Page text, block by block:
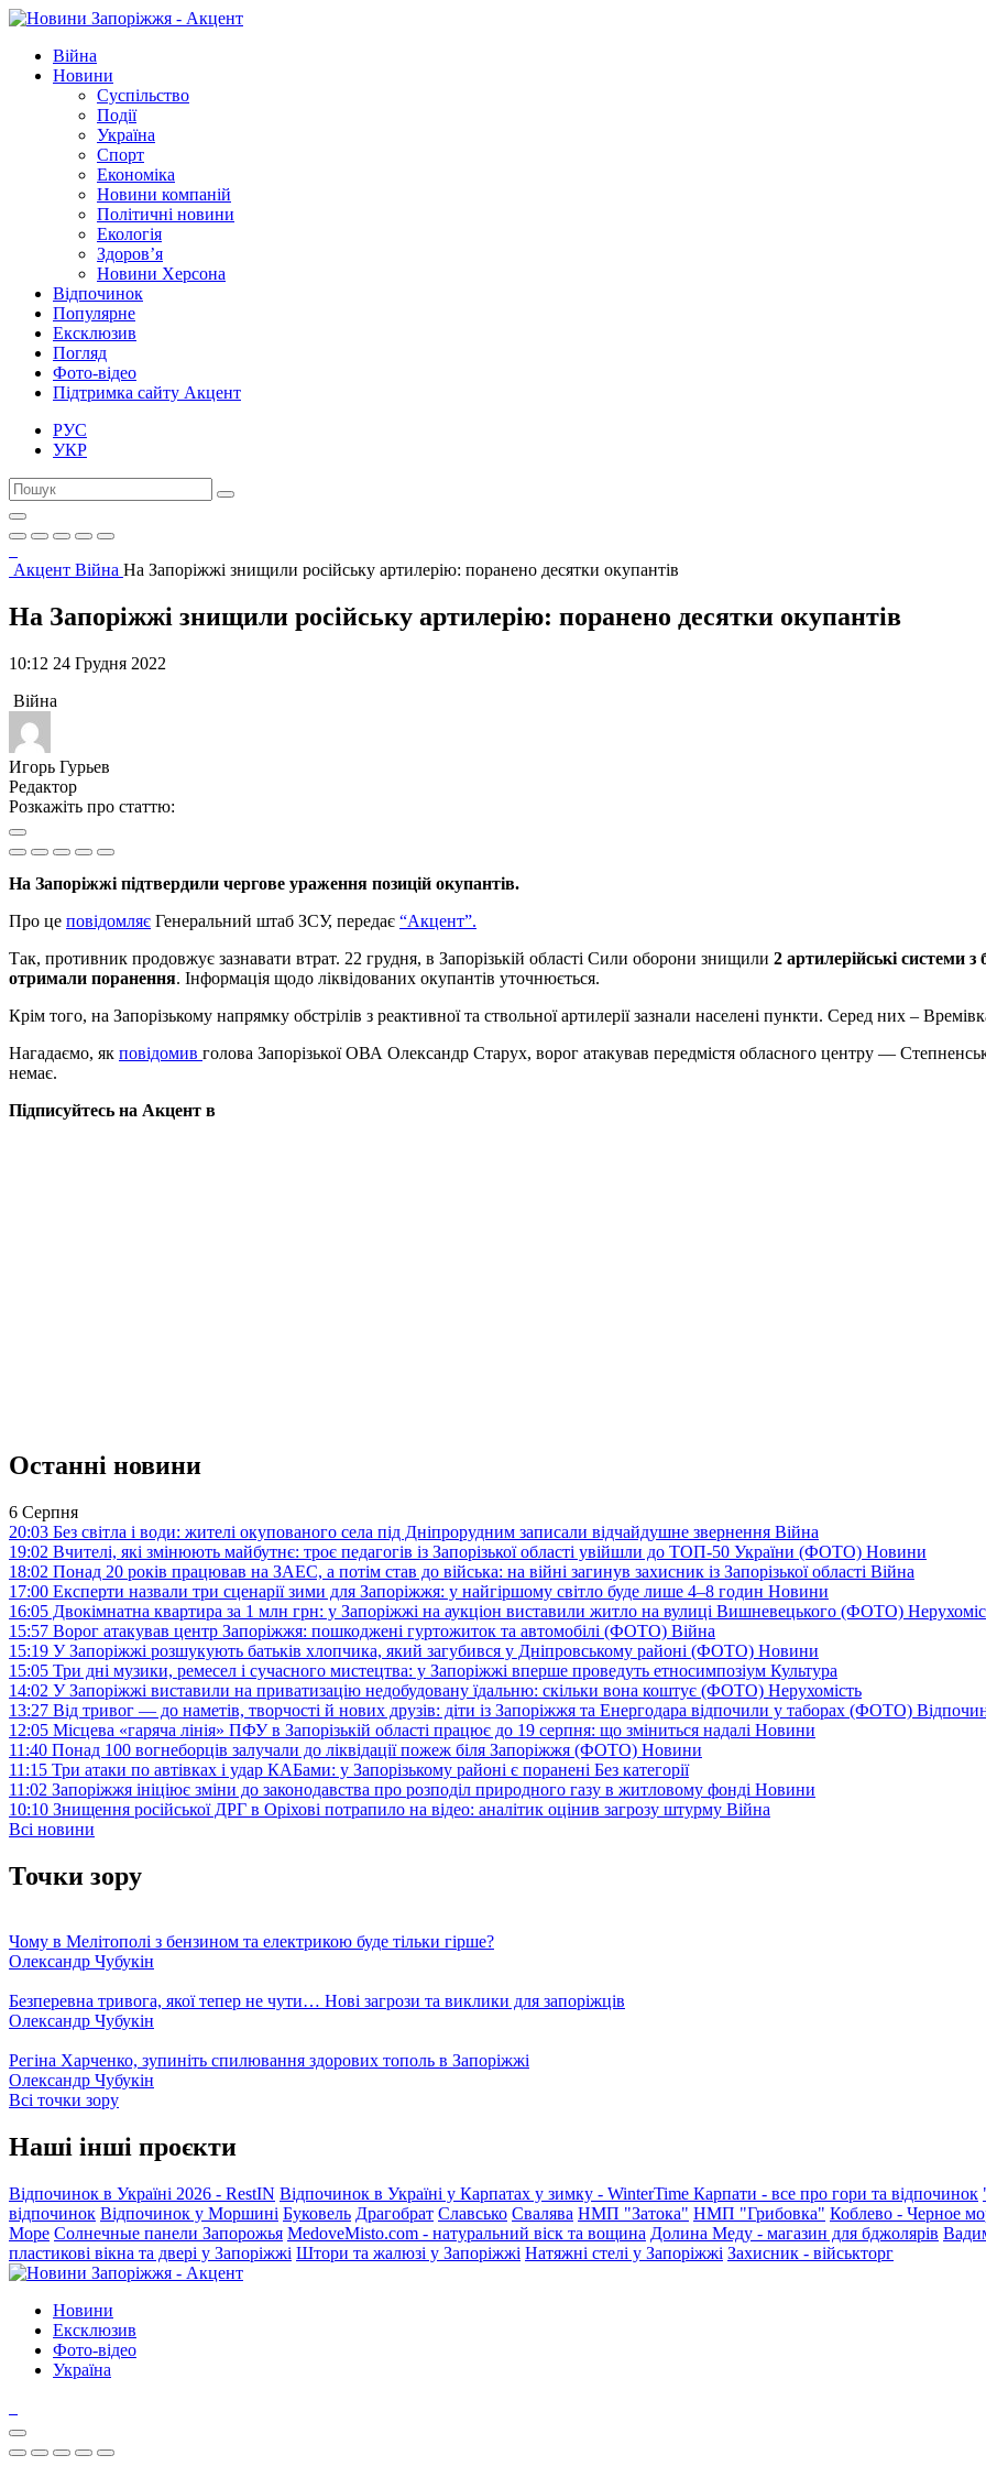
Війна
Новини
Суспільство
Події
Україна
Спорт
Економіка
Новини компаній
Політичні новини
Екологія
Здоров’я
Новини Херсона
Відпочинок
Популярне
Ексклюзив
Погляд
Фото-відео
Підтримка сайту Акцент
РУС
УКР
Акцент Війна На Запоріжжі знищили російську артилерію: поранено десятки окупантів
На Запоріжжі знищили російську артилерію: поранено десятки окупантів
10:12 24 Грудня 2022
Війна
Игорь Гурьев
Редактор
Розкажіть про статтю:
На Запоріжжі підтвердили чергове ураження позицій окупантів.
Про це повідомляє Генеральний штаб ЗСУ, передає “Акцент”.
Так, противник продовжує зазнавати втрат. 22 грудня, в Запорізькій області Сили оборони знищили 2 артилерійські системи
отримали поранення. Інформація щодо ліквідованих окупантів уточнюється.
Крім того, на Запорізькому напрямку обстрілів з реактивної та ствольної артилерії зазнали населені пункти. Серед них –
Нагадаємо, як повідомив голова Запорізької ОВА Олександр Старух, ворог атакував передмістя обласного центру —
немає.
Підписуйтесь на Акцент в
Останні новини
6 Серпня
20:03 Без світла і води: жителі окупованого села під Дніпрорудним записали відчайдушне звернення Війна
19:02 Вчителі, які змінюють майбутнє: троє педагогів із Запорізької області увійшли до ТОП-50 України (ФОТО) Новини
18:02 Понад 20 років працював на ЗАЕС, а потім став до війська: на війні загинув захисник із Запорізької області Війна
17:00 Експерти назвали три сценарії зими для Запоріжжя: у найгіршому світло буде лише 4–8 годин Новини
16:05 Двокімнатна квартира за 1 млн грн: у Запоріжжі на аукціон виставили житло на вулиці Вишневецького (ФОТО)
15:57 Ворог атакував центр Запоріжжя: пошкоджені гуртожиток та автомобілі (ФОТО) Війна
15:19 У Запоріжжі розшукують батьків хлопчика, який загубився у Дніпровському районі (ФОТО) Новини
15:05 Три дні музики, ремесел і сучасного мистецтва: у Запоріжжі вперше проведуть етносимпозіум Культура
14:02 У Запоріжжі виставили на приватизацію недобудовану їдальню: скільки вона коштує (ФОТО) Нерухомість
13:27 Від тривог — до наметів, творчості й нових друзів: діти із Запоріжжя та Енергодара відпочили у таборах (ФОТО)
12:05 Місцева «гаряча лінія» ПФУ в Запорізькій області працює до 19 серпня: що зміниться надалі Новини
11:40 Понад 100 вогнеборців залучали до ліквідації пожеж біля Запоріжжя (ФОТО) Новини
11:15 Три атаки по автівках і удар КАБами: у Запорізькому районі є поранені Без категорії
11:02 Запоріжжя ініціює зміни до законодавства про розподіл природного газу в житловому фонді Новини
10:10 Знищення російської ДРГ в Оріхові потрапило на відео: аналітик оцінив загрозу штурму Війна
Всі новини
Точки зору
Чому в Мелітополі з бензином та електрикою буде тільки гірше?
Олександр Чубукін
Безперевна тривога, якої тепер не чути… Нові загрози та виклики для запоріжців
Олександр Чубукін
Регіна Харченко, зупиніть спилювання здорових тополь в Запоріжжі
Олександр Чубукін
Всі точки зору
Наші інші проєкти
Відпочинок в Україні 2026 - RestIN Відпочинок в Україні у Карпатах у зимку - WinterTime Карпати - все про гори та відпочинок
відпочинок Відпочинок у Моршині Буковель Драгобрат Славсько Свалява НМП "Затока" НМП "Грибовка" Коблево - Черное
Море Солнечные панели Запорожья MedoveMisto.com - натуральний віск та вощина Долина Меду - магазин для бджолярів
пластикові вікна та двері у Запоріжжі Штори та жалюзі у Запоріжжі Натяжні стелі у Запоріжжі Захисник - військторг
Новини
Ексклюзив
Фото-відео
Україна